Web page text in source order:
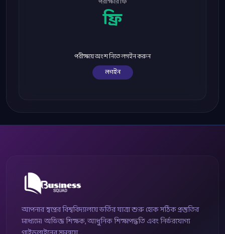
পরীক্ষার ফি
ফ্রি
পরীক্ষায় অংশ নিতে লগইন করুন
লগইন
আপনার স্বপ্নের বিশ্ববিদ্যালয়ে ভর্তির যাত্রা শুরু হোক সঠিক প্রস্তুতির
মাধ্যমে। অভিজ্ঞ শিক্ষক, আধুনিক শিক্ষাপদ্ধতি এবং নির্ভরযোগ্য